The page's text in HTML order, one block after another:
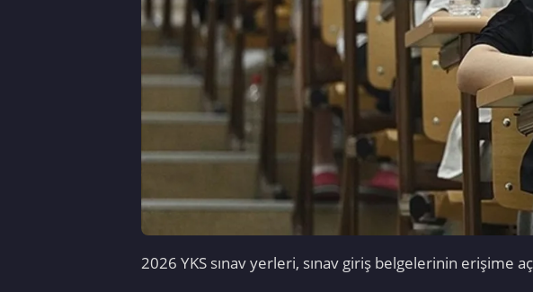
2026 YKS sınav yerleri, sınav giriş belgelerinin erişime